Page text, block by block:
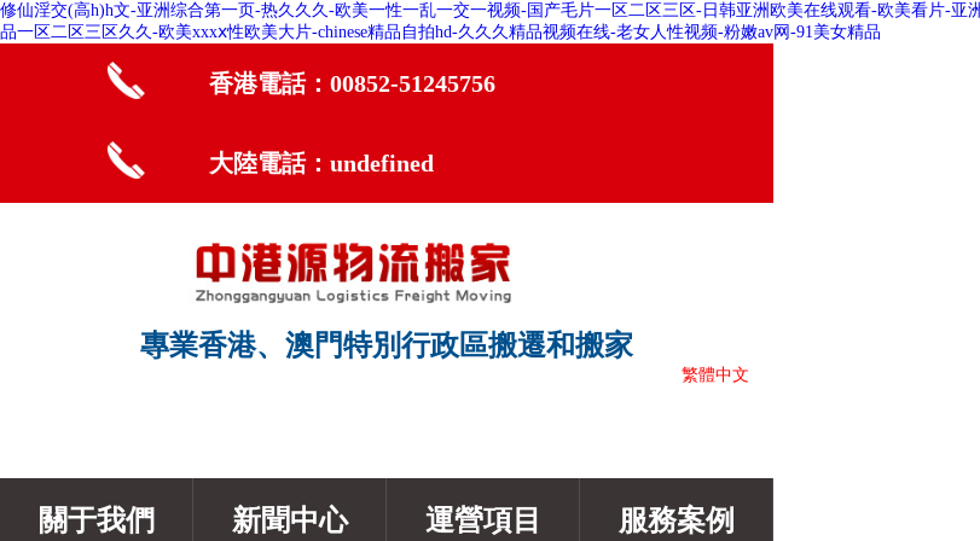
修仙淫交(高h)h文-亚洲综合第一页-热久久久-欧美一性一乱一交一视频-国产毛片一区二区三区-日韩亚洲欧美在线观看-欧美看片-
品一区二区三区久久-欧美xxxⅹ性欧美大片-chinese精品自拍hd-久久久精品视频在线-老女人性视频-粉嫩av网-91美女精品
香港電話：00852-51245756
大陸電話：undefined
專業香港、澳門特別行政區搬遷和搬家
繁體中文
關于我們 新聞中心 運營項目 服務案例